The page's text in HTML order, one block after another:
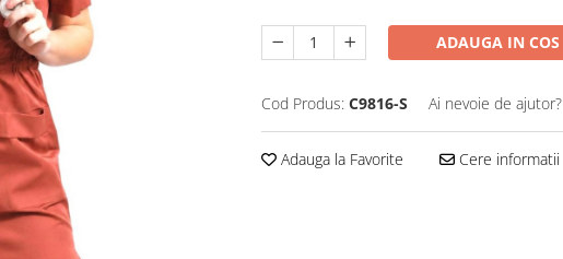
ADAUGA IN COS
Cod Produs: C9816-S Ai nevoie de ajutor?
Adauga la Favorite Cere informatii